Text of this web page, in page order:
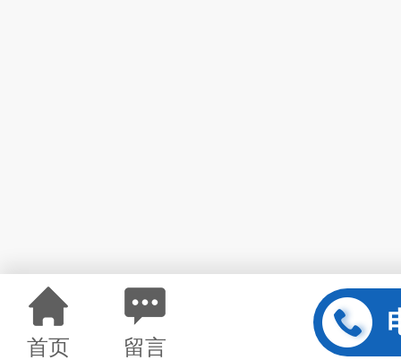
首页 留言